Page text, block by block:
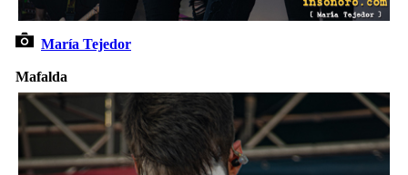
María Tejedor
Mafalda